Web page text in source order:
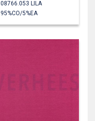
08766.053 LILA
95%CO/5%EA